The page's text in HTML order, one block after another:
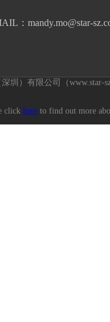
：mandy.mo@star-
圳）有限公司（
click here to find out more